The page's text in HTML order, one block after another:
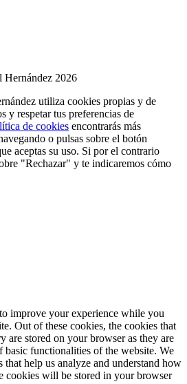
2026
utiliza cookies propias y de
y respetar tus preferencias de
de cookies encontrarás más
o pulsas sobre el botón
aceptas su uso. Si por el contrario
"Rechazar" y te indicaremos cómo
improve your experience while you
Out of these cookies, the cookies that
are stored on your browser as they are
functionalities of the website. We
that help us analyze and understand how
cookies will be stored in your browser